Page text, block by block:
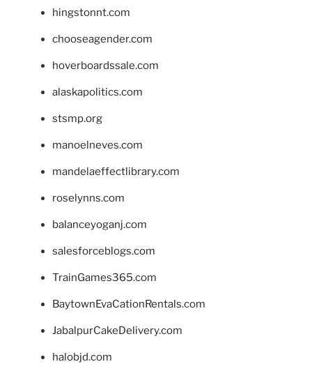
hingstonnt.com
chooseagender.com
hoverboardssale.com
alaskapolitics.com
stsmp.org
manoelneves.com
mandelaeffectlibrary.com
roselynns.com
balanceyoganj.com
salesforceblogs.com
TrainGames365.com
BaytownEvaCationRentals.com
JabalpurCakeDelivery.com
halobjd.com